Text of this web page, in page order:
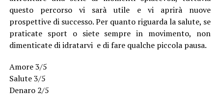
questo percorso vi sarà utile e vi aprirà nuove
prospettive di successo. Per quanto riguarda la salute, se
praticate sport o siete sempre in movimento, non
dimenticate di idratarvi e di fare qualche piccola pausa.
Amore 3/5
Salute 3/5
Denaro 2/5